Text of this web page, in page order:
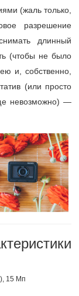
(жаль только,
разрешение
длинный
(чтобы не было
и, собственно,
(или просто
невозможно) —
15 Мп